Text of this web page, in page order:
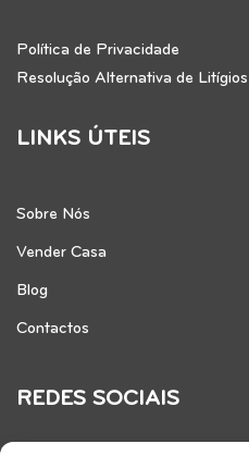
Política de Privacidade
Resolução Alternativa de Litígios
LINKS ÚTEIS
Sobre Nós
Vender Casa
Blog
Contactos
REDES SOCIAIS